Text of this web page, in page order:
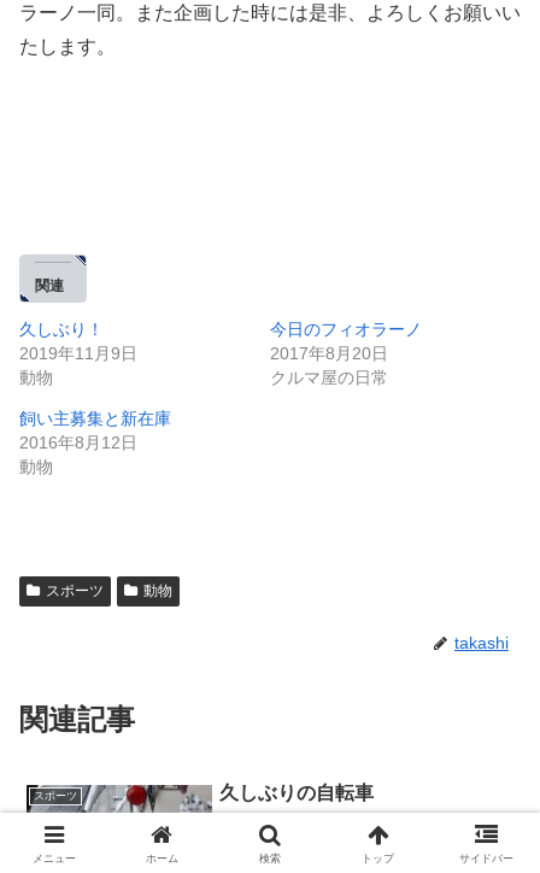
ラーノ一同。また企画した時には是非、よろしくお願いい
たします。
関連
久しぶり！
2019年11月9日
動物
今日のフィオラーノ
2017年8月20日
クルマ屋の日常
飼い主募集と新在庫
2016年8月12日
動物
スポーツ 動物
takashi
関連記事
スポーツ 久しぶりの自転車
最近、アキレス腱を痛めて運動をしてお
りません。痛みを伴いランニングを中止
していたことはあったのですが、ここま
メニュー ホーム 検索 トップ サイドバー